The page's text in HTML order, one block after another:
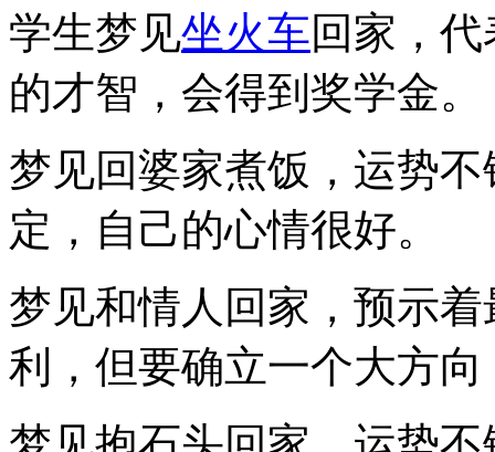
学生梦见坐火车回家，
的才智，会得到奖学金。
梦见回婆家煮饭，运势
定，自己的心情很好。
梦见和情人回家，预示
利，但要确立一个大方